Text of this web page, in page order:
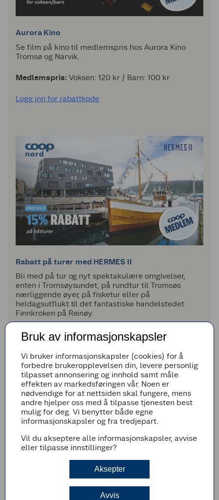
Aurora Kino
Se film på kino til medlemspris hos Aurora Kino
Tromsø og Narvik.
Medlemspris: Voksen: 120 kr / Barn: 100 kr
Logg inn for rabattkode
Rabatt på turer med HERMES II
Bli med på tur og nyt spektakulære omgivelser,
enten i Tromsøysundet, på rundtur til Tromsøs
nærliggende øyer, på fisketur eller på
heldagsutflukt til det fantastiske handelstedet
Finnkroken på Reinøy.
Medlemspris:15% på båtturer
*gjelder ikke Rekecruise og private turer
Logg inn for rabattkode
Bruk av informasjonskapsler
Vi bruker informasjonskapsler (cookies) for å
forbedre brukeropplevelsen din, levere personlig
tilpasset annonsering og innhold samt måle
effekten av markedsføringen vår. Noen er
nødvendige for at nettsiden skal fungere, mens
andre hjelper oss med å tilpasse tjenesten best
mulig for deg. Vi benytter både egne
informasjonskapsler og fra tredjepart.
Vil du akseptere alle informasjonskapsler, avvise
eller tilpasse innstillinger?
Aksepter
Avvis